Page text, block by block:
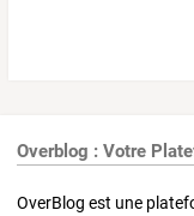
Overblog : Votre
OverBlog est une